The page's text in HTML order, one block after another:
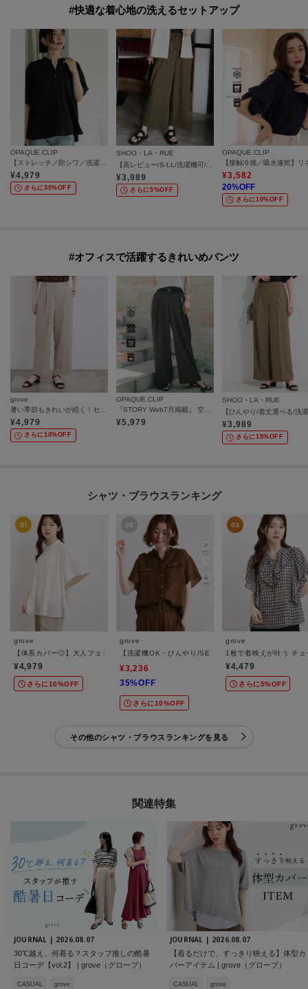
#快適な着心地の洗えるセットアップ
OPAQUE.CLIP
¥4,979
さらに30%OFF
SHOO・LA・RUE
¥3,989
さらに5%OFF
OPAQUE.CLIP
¥3,582
20%OFF
さらに10%OFF
#オフィスで活躍するきれいめパンツ
grove
暑い季節もきれいが続く！センタープレスが取れにくい、ハイパーストレッチワイドパンツ
¥4,979
さらに10%OFF
OPAQUE.CLIP
『STORY Web7月掲載』 空気パンツ《接触冷感／UVケア／吸水速乾／防シワ／洗濯機OK》
¥5,979
SHOO・LA・RUE
¥3,989
さらに15%OFF
シャツ・ブラウスランキング
grove
【体系カバー◎】大人フェミニン消しプリーツブラウス
¥4,979
さらに10%OFF
grove
【洗濯機OK・ひんやり/SETUP可】シワになりにくい
¥3,236
35%OFF
さらに10%OFF
grove
1枚で着映えが叶う チ
¥4,479
さらに5%OFF
その他のシャツ・ブラウスランキングを見る
関連特集
JOURNAL | 2026.08.07
30℃越え、何着る？スタッフ推しの酷暑
日コーデ【vol.2】 | grove（グローブ）
CASUAL grove
JOURNAL | 2026.08.07
【着るだけで、すっきり映える】体型カ
バーアイテム | grove（グローブ）
CASUAL grove